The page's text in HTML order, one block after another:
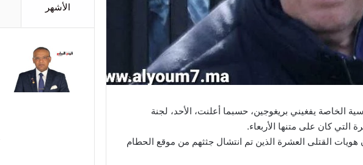
الخاصة يفغيني بريغوجين، حسبما أعلنت، الأحد، لجنة
كان على متنها الأربعاء.
القتلى العشرة الذين تم انتشال جثثهم من موقع الحطام
الأشهر